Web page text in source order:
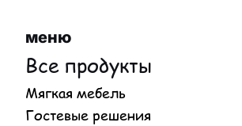
меню
Все продукты
Мягкая мебель
Гостевые решения